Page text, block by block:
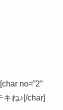
no=”2″
ね♪[/char]